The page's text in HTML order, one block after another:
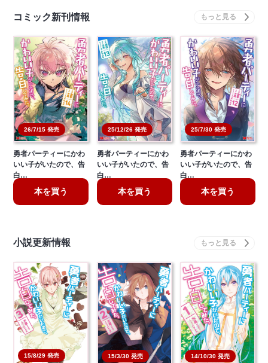
コミック新刊情報
26/7/15 発売
勇者パーティーにかわ
いい子がいたので、告
白…
本を買う
25/12/26 発売
勇者パーティーにかわ
いい子がいたので、告
白…
本を買う
25/7/30 発売
勇者パーティーにかわ
いい子がいたので、告
白…
本を買う
小説更新情報
15/8/29 発売 15/3/30 発売 14/10/30 発売